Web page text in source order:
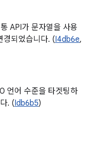
API가 문자열을 사용
경되었습니다. (I4db6e,
언어 수준을 타겟팅하
. (Idb6b5)